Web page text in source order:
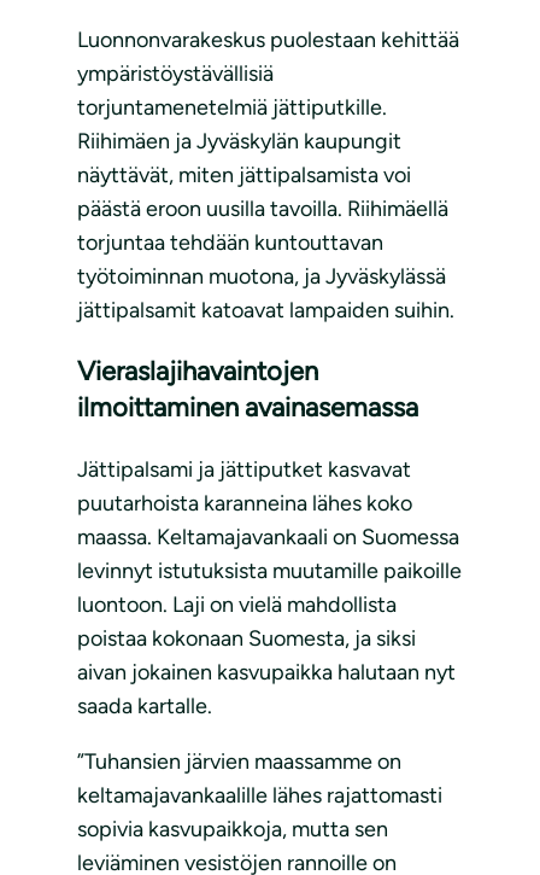
Luonnonvarakeskus puolestaan kehittää
ympäristöystävällisiä
torjuntamenetelmiä jättiputkille.
Riihimäen ja Jyväskylän kaupungit
näyttävät, miten jättipalsamista voi
päästä eroon uusilla tavoilla. Riihimäellä
torjuntaa tehdään kuntouttavan
työtoiminnan muotona, ja Jyväskylässä
jättipalsamit katoavat lampaiden suihin.
Vieraslajihavaintojen
ilmoittaminen avainasemassa
Jättipalsami ja jättiputket kasvavat
puutarhoista karanneina lähes koko
maassa. Keltamajavankaali on Suomessa
levinnyt istutuksista muutamille paikoille
luontoon. Laji on vielä mahdollista
poistaa kokonaan Suomesta, ja siksi
aivan jokainen kasvupaikka halutaan nyt
saada kartalle.
”Tuhansien järvien maassamme on
keltamajavankaalille lähes rajattomasti
sopivia kasvupaikkoja, mutta sen
leviäminen vesistöjen rannoille on